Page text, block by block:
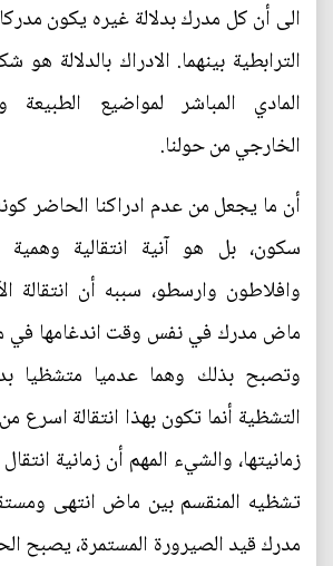
الى أن كل مدرك بدلالة غيره يكون
الترابطية بينهما. الادراك بالدلالة هو
المادي المباشر لمواضيع الطبيعة
الخارجي من حولنا.
أن ما يجعل من عدم ادراكنا الحاضر
سكون، بل هو آنية انتقالية
وافلاطون وارسطو، سببه أن انتقالة
ماض مدرك في نفس وقت اندغامها في
وتصبح بذلك وهما عدميا متشظيا
التشظية أنما تكون بهذا انتقالة اسرع
زمانيتها، والشيء المهم أن زمانية
تشظيه المنقسم بين ماض انتهى
مدرك قيد الصيرورة المستمرة، يصبح